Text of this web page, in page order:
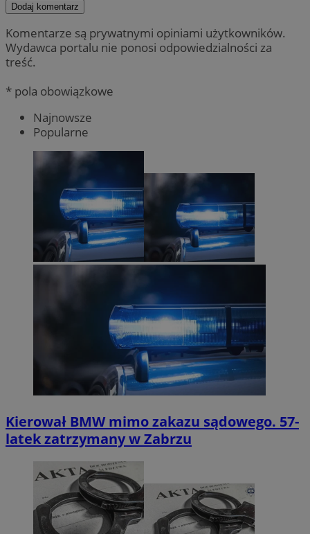
Dodaj komentarz
Komentarze są prywatnymi opiniami użytkowników.
Wydawca portalu nie ponosi odpowiedzialności za
treść.
* pola obowiązkowe
Najnowsze
Popularne
Kierował BMW mimo zakazu sądowego. 57-
latek zatrzymany w Zabrzu